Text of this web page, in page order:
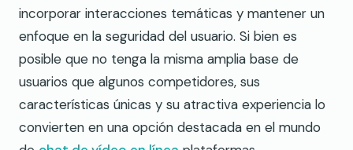
incorporar interacciones temáticas y mantener un
enfoque en la seguridad del usuario. Si bien es
posible que no tenga la misma amplia base de
usuarios que algunos competidores, sus
características únicas y su atractiva experiencia lo
convierten en una opción destacada en el mundo